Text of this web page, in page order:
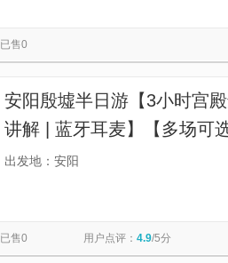
已售0
安阳殷墟半日游【3小时宫
讲解 | 蓝牙耳麦】【多场可
团场次，下午14：00拼团场
出发地：安阳
已售0 用户点评： 4.9/5分